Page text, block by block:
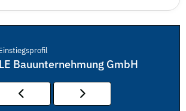
Bauunternehmung GmbH